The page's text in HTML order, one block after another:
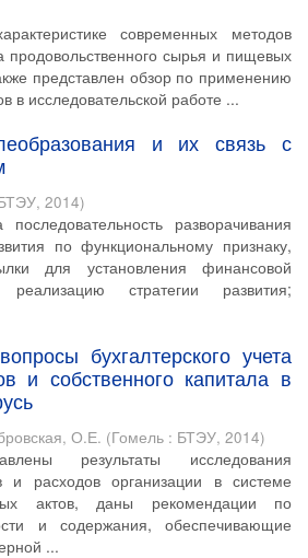
современных методов
продовольственного сырья и пищевых
представлен обзор по применению
в исследовательской работе ...
и их связь с
, 2014)
разворачивания
по функциональному признаку,
для установления финансовой
реализацию стратегии развития;
бухгалтерского учета
и собственного капитала в
О.Е. (Гомель : БТЭУ, 2014)
результаты исследования
и расходов организации в системе
актов, даны рекомендации по
и содержания, обеспечивающие
...